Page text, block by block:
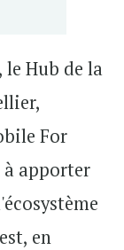
le Hub de la
For
à apporter
en